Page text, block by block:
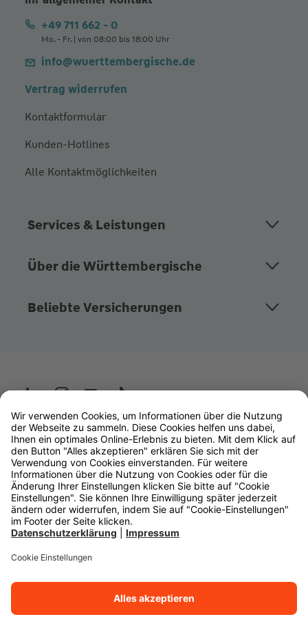
+49 711 662 - 0
Mo. - Fr. | von 08:00 bis 18:00 Uhr
info@wuerttembergische.de
Vertrag widerrufen
Kontaktformular
Kunden-Hotlines
Alle Kontaktmöglichkeiten
Services & Leistungen
Über die Württembergische
Beliebte Versicherungen
Wüstenrot
W&W Gruppe
OLB Bank
Makler
Impressum
Datenschutz
Rechtliche Hinweise
Cookie-Einstellungen